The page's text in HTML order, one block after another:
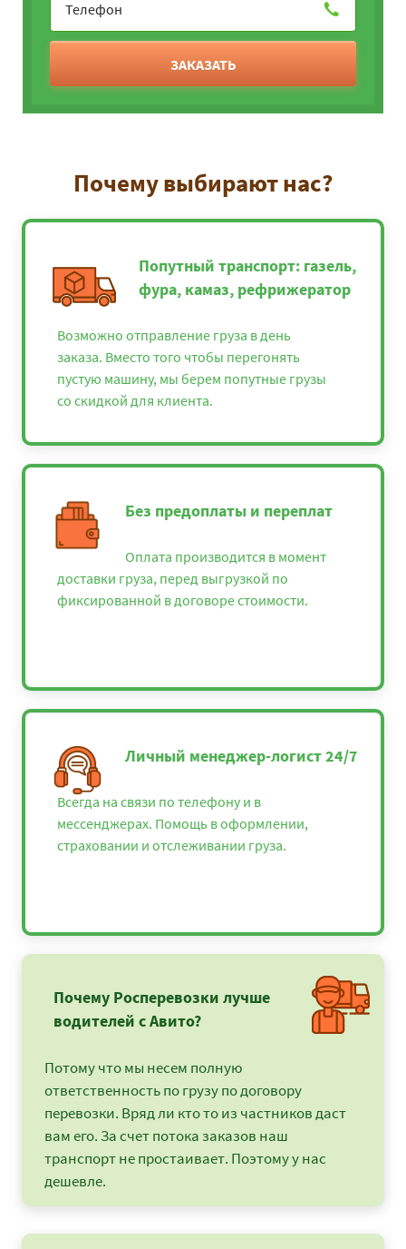
ЗАКАЗАТЬ
Почему выбирают нас?
Попутный транспорт: газель,
фура, камаз, рефрижератор
Возможно отправление груза в день
заказа. Вместо того чтобы перегонять
пустую машину, мы берем попутные грузы
со скидкой для клиента.
Без предоплаты и переплат
Оплата производится в момент
доставки груза, перед выгрузкой по
фиксированной в договоре стоимости.
Личный менеджер-логист 24/7
Всегда на связи по телефону и в
мессенджерах. Помощь в оформлении,
страховании и отслеживании груза.
Почему Росперевозки лучше
водителей с Авито?
Потому что мы несем полную
ответственность по грузу по договору
перевозки. Вряд ли кто то из частников даст
вам его. За счет потока заказов наш
транспорт не простаивает. Поэтому у нас
дешевле.